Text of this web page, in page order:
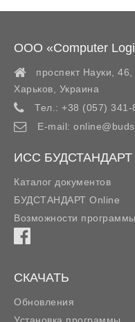
ООО «Computer
проспект Науки,
Харьков
Украина
Тел.: +38 (057) 341-
E-mail:
ИСС БУДСТАНДАРТ
Каталог документов
БУДСТАНДАРТ Online
Возможности программы
СКАЧАТЬ
Обновления
Установка программы